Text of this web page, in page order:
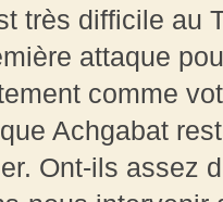
très difficile au
attaque
comme
Achgabat
Ont-ils assez